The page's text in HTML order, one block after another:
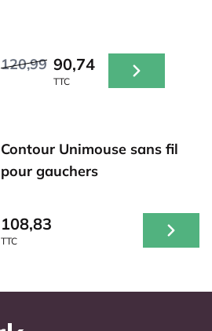
120,99 90,74
TTC
Contour Unimouse sans fil
pour gauchers
108,83
TTC